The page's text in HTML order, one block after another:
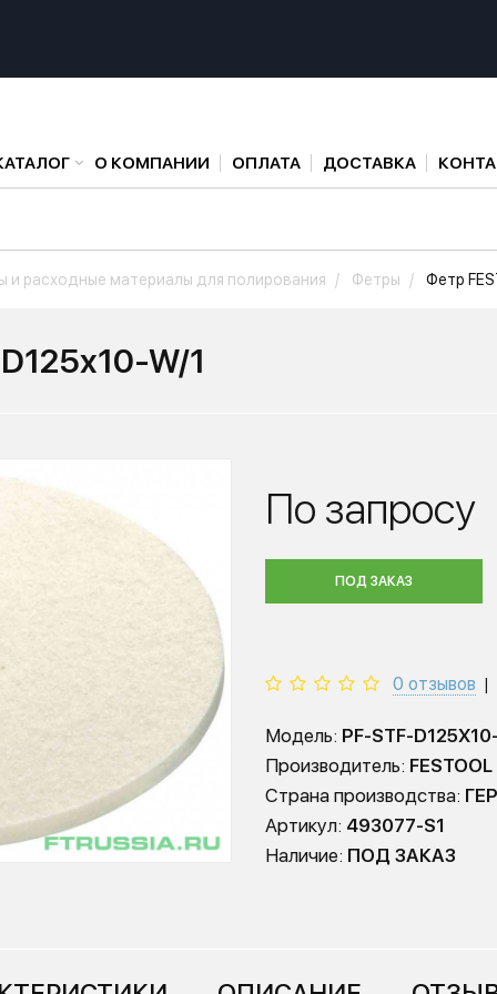
О КОМПАНИИ ОПЛАТА ДОСТАВКА
и расходные материалы для полирования Фетры Фетр
W/1
По запросу
ПОД ЗАКАЗ
0 отзывов
Модель: PF-STF-
Производитель: FESTOOL
Страна производства:
Артикул: 493077-S1
Наличие: ПОД ЗАКАЗ